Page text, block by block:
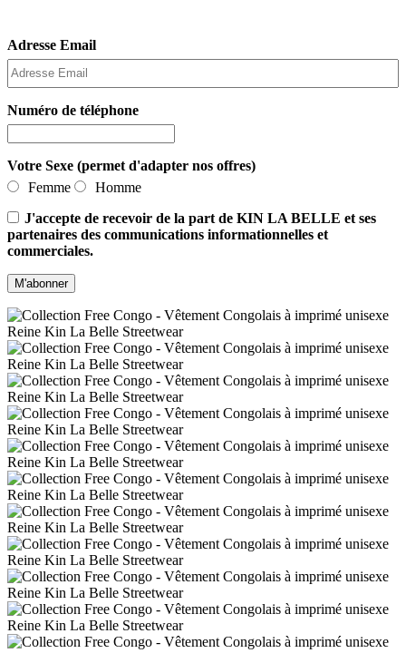
Adresse Email
Numéro de téléphone
Votre Sexe (permet d'adapter nos offres)
Femme
Homme
J'accepte de recevoir de la part de KIN LA BELLE et ses
partenaires des communications informationnelles et
commerciales.